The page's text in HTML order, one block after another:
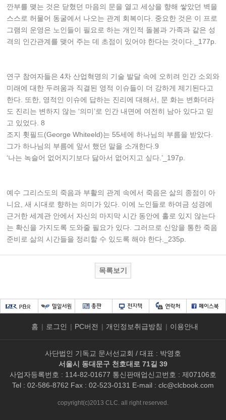
깐부를 맺는 것은 닫혔던 마음의 문을 열고 세상을 향해 쌓았던 벽을
스스로 허물어 동굴에서 나오는 관계 회복이다. 중요한 것은 이 프로
그램의 운영은 노인들이 필요로 하는 개인적 돌봄과 가족과 같은 성
격의 인간관계를 맺어 주는 데 초점이 있어야 한다는 것이다._177p.
연구 참여자들은 4차 산업혁명의 기술 발달 속에 오히려 인간 소외와
미래에 대한 두려움과 직결된 영적 이슈들이 더 강하게 제기된다고
한다. 또한, 영적인 이슈에 답하는 진리에 대해서, 문 화는 변화더라
도 진리는 변하지 않는 ‘의미’로 인간 내면에 여전히 남아 있다고 믿
고 있었다. 8
조지 휫필드(George Whiteeld)는 55세에 하나님의 부름을 받았다.
그가 하나님의 부름에 앞서 했던 말을 소개한다.9
‘나는 녹슬어 없어지기보다 닳아서 없어지고 싶다.’_197p.
예수 그리스도의 죽음과 부활의 관계 속에서 죽음은 삶의 종점이 아
니요, 새 시대로 향하는 의미가 있다. 이에 노인들로 하여금 성경에
근거한 세계관 안에서 자신의 마지막 시간 동안에 홀로 있지 않는다
는 확신을 가지도록 도와줄 필요가 있다. 그러므로 신앙을 통한 죽음
준비로 삶의 시간들을 정리할 수 있도록 해야 한다._235p.
목록보기
홈 | 로그인 | PC버전 | 개인정보취급방침 | 이용안내
사단법인 기독교 문서선교회 / 대표 : 박영호
서울시 동대문구 천호대로 71길 39
사업자등록번호 : 114-82-01677 통신판매업신고번호 : 제07106호
Tel : 02-586-8762 Fax : 02-523-0131 E-mail : clc@clcbook.com
copyright(c)2013 CLC. all right reserved.